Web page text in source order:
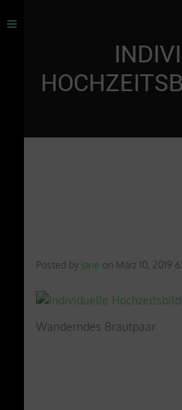
Posted by Jane on März 10, 2019
Wanderndes Brautpaar